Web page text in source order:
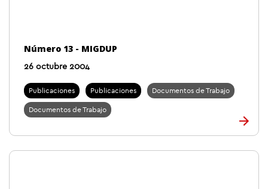
Número 13 - MIGDUP
26 octubre 2004
Publicaciones Publicaciones Documentos de Trabajo
Documentos de Trabajo